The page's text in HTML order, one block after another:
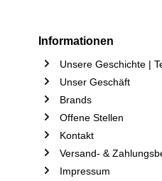
Informationen
Unsere Geschichte |
Unser Geschäft
Brands
Offene Stellen
Kontakt
Versand- &
Impressum